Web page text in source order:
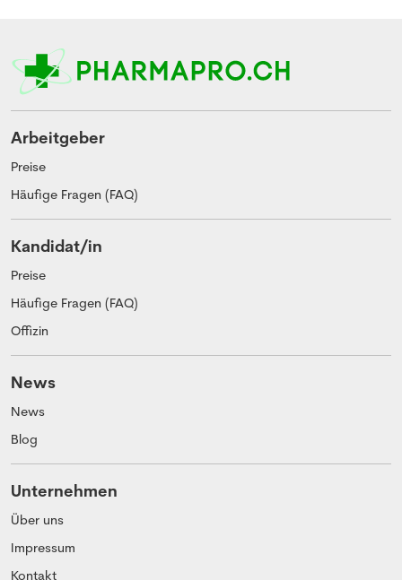
Arbeitgeber
Preise
Häufige Fragen (FAQ)
Kandidat/in
Preise
Häufige Fragen (FAQ)
Offizin
News
News
Blog
Unternehmen
Über uns
Impressum
Kontakt